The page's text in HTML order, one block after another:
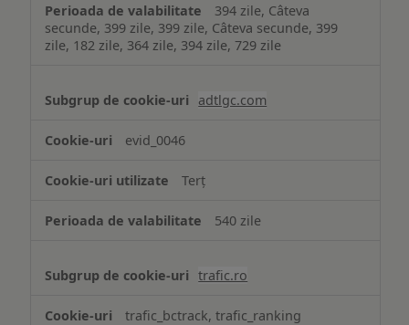
394 zile, Câteva
secunde, 399 zile, 399 zile, Câteva secunde, 399
zile, 182 zile, 364 zile, 394 zile, 729 zile
adtlgc.com
evid_0046
Terț
540 zile
trafic.ro
trafic_bctrack, trafic_ranking